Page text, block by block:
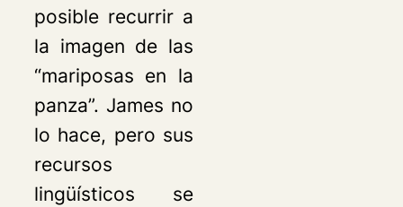
posible recurrir a
la imagen de las
“mariposas en la
panza”. James no
lo hace, pero sus
recursos
lingüísticos se